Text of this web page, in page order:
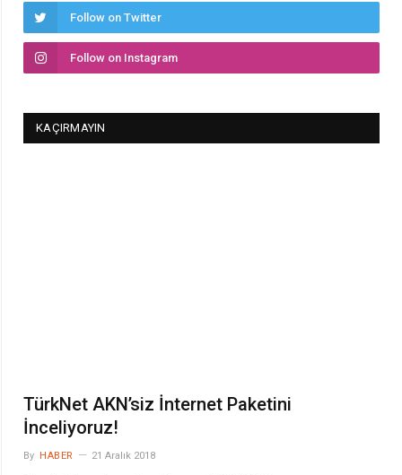
Follow on Twitter
Follow on Instagram
KAÇIRMAYIN
TürkNet AKN’siz İnternet Paketini
İnceliyoruz!
By HABER 21 Aralık 2018